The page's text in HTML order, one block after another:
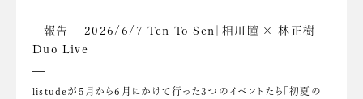
– 報告 – 2026/6/7 Ten To Sen｜相川瞳 × 林正樹
Duo Live
listudeが5月から6月にかけて行った3つのイベントたち「初夏の